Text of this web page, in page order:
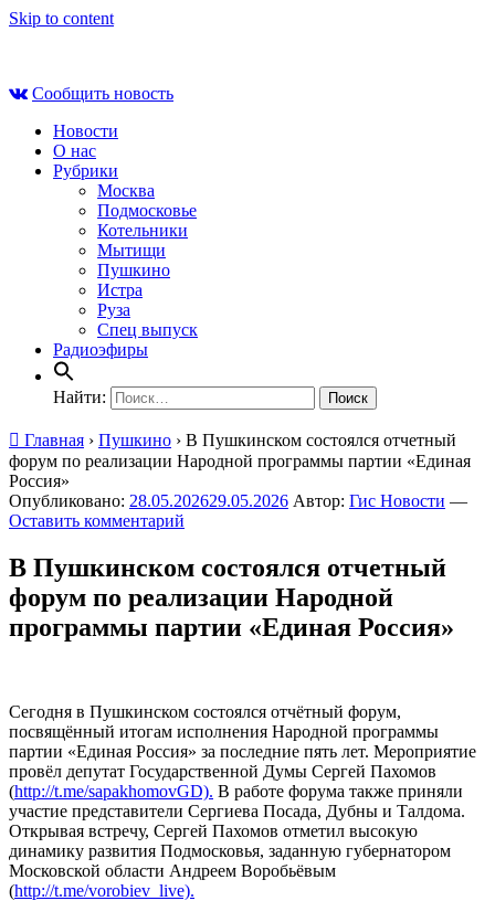
Skip to content
Сообщить новость
Новости
О нас
Рубрики
Москва
Подмосковье
Котельники
Мытищи
Пушкино
Истра
Руза
Спец выпуск
Радиоэфиры
Найти:
Главная › Пушкино › В Пушкинском состоялся отчетный
форум по реализации Народной программы партии «Единая
Россия»
Опубликовано: 28.05.202629.05.2026 Автор: Гис Новости —
Оставить комментарий
В Пушкинском состоялся отчетный
форум по реализации Народной
программы партии «Единая Россия»
Сегодня в Пушкинском состоялся отчётный форум,
посвящённый итогам исполнения Народной программы
партии «Единая Россия» за последние пять лет. Мероприятие
провёл депутат Государственной Думы Сергей Пахомов
(http://t.me/sapakhomovGD). В работе форума также приняли
участие представители Сергиева Посада, Дубны и Талдома.
Открывая встречу, Сергей Пахомов отметил высокую
динамику развития Подмосковья, заданную губернатором
Московской области Андреем Воробьёвым
(http://t.me/vorobiev_live).